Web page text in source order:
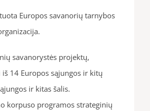
Europos savanorių tarnybos
savanorystės projektų,
14 Europos sąjungos ir kitų
ir kitas šalis.
korpuso programos strateginių